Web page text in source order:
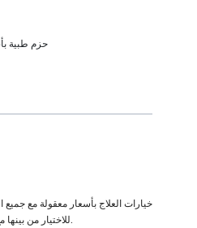
حزم طبية
خيارات العلاج بأسعار معقولة مع جميع
للاختيار من بينها مع أفضل جودة للرعاية الصحية في البلاد.